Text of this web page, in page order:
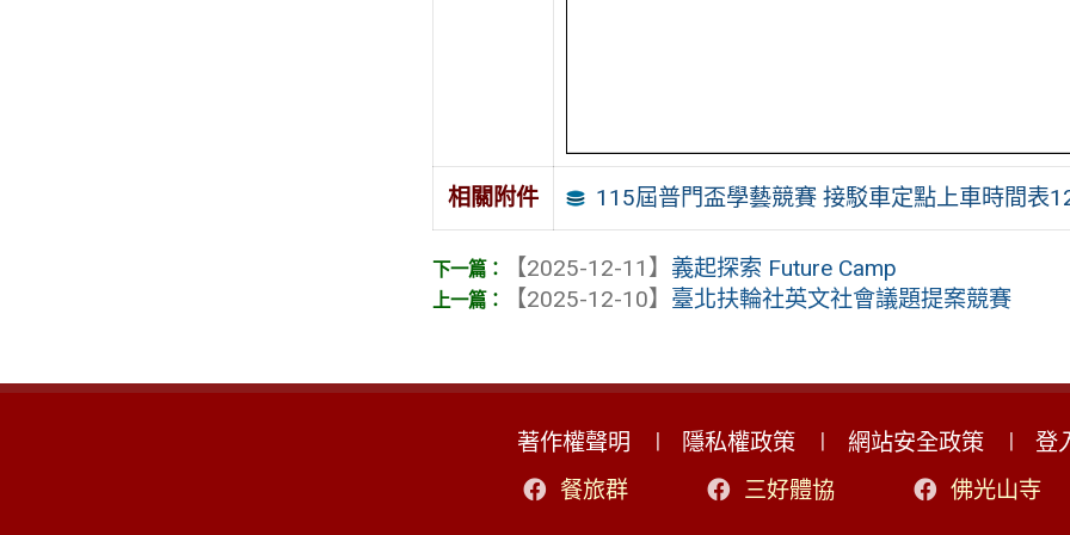
相關附件 115屆普門盃學藝競賽 接駁車定點上車時間表
【2025-12-11】 義起探索 Future Camp
【2025-12-10】 臺北扶輪社英文社會議題提案競賽
著作權聲明 隱私權政策 網站安全政策
登
餐旅群
三好體協 佛光山寺